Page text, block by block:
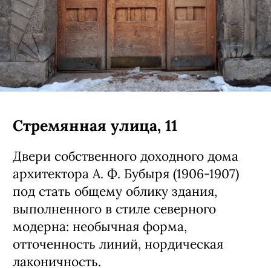
Стремянная улица, 11
Двери собственного доходного дома
архитектора А. Ф. Бубыря (1906-1907)
под стать общему облику здания,
выполненного в стиле северного
модерна: необычная форма,
отточенность линий, нордическая
лаконичность.